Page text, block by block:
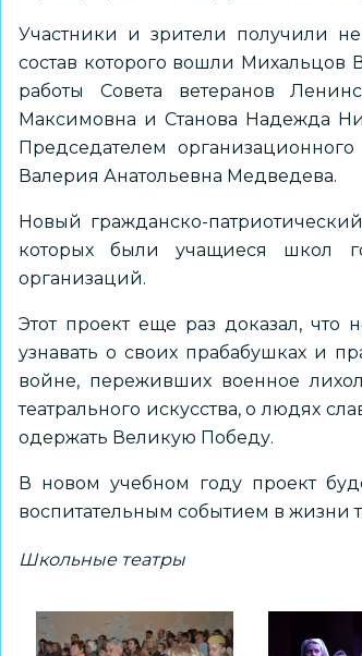
Участники и зрители получили
состав которого вошли Михальцов
работы Совета ветеранов
Максимовна и Станова Надежда
Председателем
Валерия Анатольевна Медведева.
Новый гражданско-
которых были учащиеся школ
организаций.
Этот проект еще раз доказал, что
узнавать о своих прабабушках и
войне, переживших военное
театрального искусства, о людях
одержать Великую Победу.
В новом учебном году проект
воспитательным событием в жизни
Школьные театры